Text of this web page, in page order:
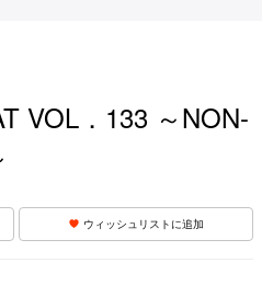
VOL．133 ～NON-
ウィッシュリストに追加